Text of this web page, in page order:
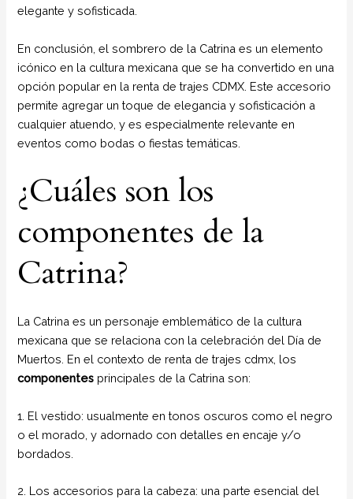
elegante y sofisticada.
En conclusión, el sombrero de la Catrina es un elemento
icónico en la cultura mexicana que se ha convertido en una
opción popular en la renta de trajes CDMX. Este accesorio
permite agregar un toque de elegancia y sofisticación a
cualquier atuendo, y es especialmente relevante en
eventos como bodas o fiestas temáticas.
¿Cuáles son los
componentes de la
Catrina?
La Catrina es un personaje emblemático de la cultura
mexicana que se relaciona con la celebración del Día de
Muertos. En el contexto de renta de trajes cdmx, los
componentes principales de la Catrina son:
1. El vestido: usualmente en tonos oscuros como el negro
o el morado, y adornado con detalles en encaje y/o
bordados.
2. Los accesorios para la cabeza: una parte esencial del